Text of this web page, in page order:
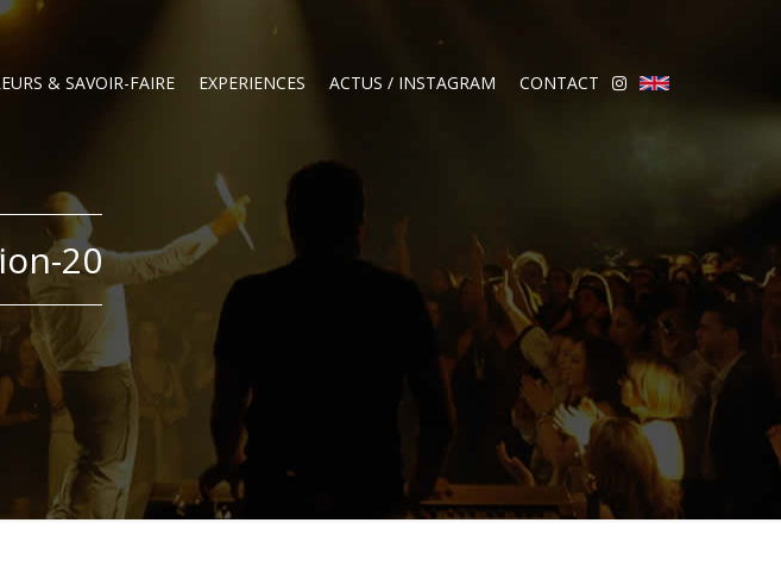
& SAVOIR-FAIRE EXPERIENCES ACTUS / INSTAGRAM CONTACT
20